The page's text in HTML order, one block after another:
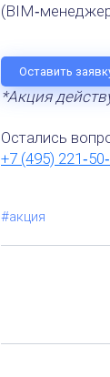
Оставить
*Акция
Остались
+7 (495)
#акция